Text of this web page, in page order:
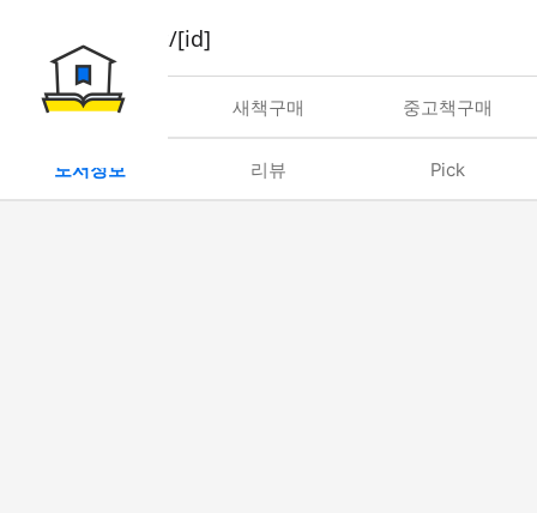
book/rent/[id]
대여 새책구매 중고책구매
도서정보 리뷰 Pick